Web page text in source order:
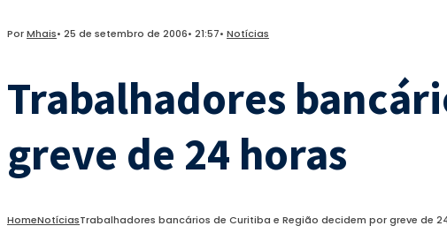
PorMhais• 25 de setembro de 2006• 21:57• Notícias
Trabalhadores
greve de 24 horas
HomeNotíciasTrabalhadores bancários de Curitiba e Região decidem por greve de